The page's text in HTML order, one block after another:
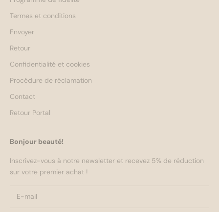
Termes et conditions
Envoyer
Retour
Confidentialité et cookies
Procédure de réclamation
Contact
Retour Portal
Bonjour beauté!
Inscrivez-vous à notre newsletter et recevez 5% de réduction
sur votre premier achat !